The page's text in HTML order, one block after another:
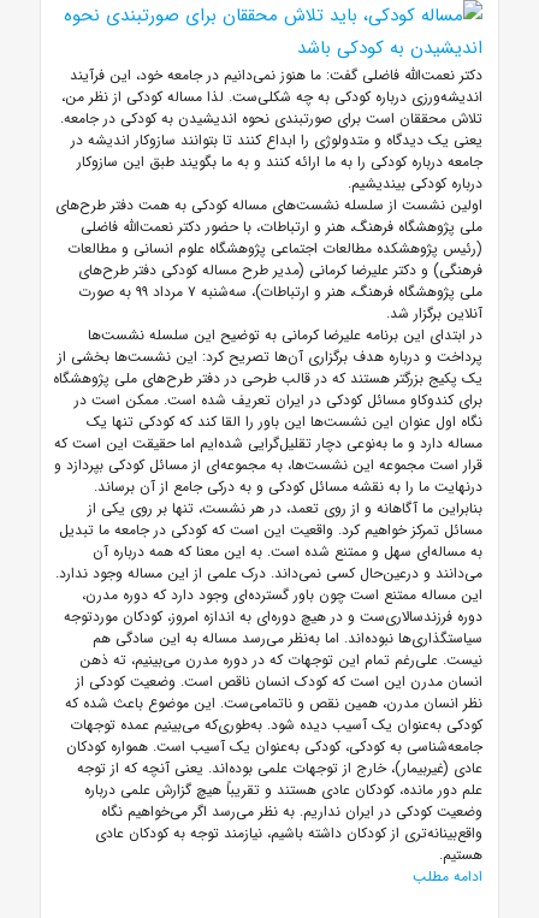
دکتر نعمت‌الله فاضلی گفت: ما هنوز نمی‌دانیم در جامعه خود، این فرآیند
اندیشه‌ورزی درباره کودکی به چه شکلی‌ست. لذا مساله کودکی از نظر من،
تلاش محققان است برای صورتبندی نحوه اندیشیدن به کودکی در جامعه.
یعنی یک دیدگاه و متدولوژی را ابداع کنند تا بتوانند سازوکار اندیشه در
جامعه درباره کودکی را به ما ارائه کنند و به ما بگویند طبق این سازوکار
درباره کودکی بیندیشیم.
اولین نشست از سلسله نشست‌های مساله کودکی به همت دفتر طرح‌های
ملی پژوهشگاه فرهنگ، هنر و ارتباطات، با حضور دکتر نعمت‌الله فاضلی
(رئیس پژوهشکده مطالعات اجتماعی پژوهشگاه علوم انسانی و مطالعات
فرهنگی) و دکتر علیرضا کرمانی (مدیر طرح مساله کودکی دفتر طرح‌های
ملی پژوهشگاه فرهنگ، هنر و ارتباطات)، سه‌شنبه ۷ مرداد ۹۹ به صورت
آنلاین برگزار شد.
در ابتدای این برنامه علیرضا کرمانی به توضیح این سلسله نشست‌ها
پرداخت و درباره هدف برگزاری آن‌ها تصریح کرد: این نشست‌ها بخشی از
یک پکیج بزرگتر هستند که در قالب طرحی در دفتر طرح‌های ملی پژوهشگاه
برای کندوکاو مسائل کودکی در ایران تعریف شده است. ممکن است در
نگاه اول عنوان این نشست‌ها این باور را القا کند که کودکی تنها یک
مساله دارد و ما به‌نوعی دچار تقلیل‌گرایی شده‌ایم اما حقیقت این است که
قرار است مجموعه این نشست‌ها، به مجموعه‌ای از مسائل کودکی بپردازد و
درنهایت ما را به نقشه مسائل کودکی و به درکی جامع از آن برساند.
بنابراین ما آگاهانه و از روی تعمد، در هر نشست، تنها بر روی یکی از
مسائل تمرکز خواهیم کرد. واقعیت این است که کودکی در جامعه ما تبدیل
به مساله‌ای سهل و ممتنع شده است. به این معنا که همه درباره آن
می‌دانند و درعین‌حال کسی نمی‌داند. درک علمی از این مساله وجود ندارد.
این مساله ممتنع است چون باور گسترده‌ای وجود دارد که دوره مدرن،
دوره فرزندسالاری‌ست و در هیچ دوره‌ای به اندازه امروز، کودکان موردتوجه
سیاستگذاری‌ها نبوده‌اند. اما به‌نظر می‌رسد مساله به این سادگی هم
نیست. علی‌رغم تمام این توجهات که در دوره مدرن می‌بینیم، ته ذهن
انسان مدرن این است که کودک انسان ناقص است. وضعیت کودکی از
نظر انسان مدرن، همین نقص و ناتمامی‌ست. این موضوع باعث شده که
کودکی به‌عنوان یک آسیب دیده شود. به‌طوری‌که می‌بینیم عمده توجهات
جامعه‌شناسی به کودکی، کودکی به‌عنوان یک آسیب است. همواره کودکان
عادی (غیربیمار)، خارج از توجهات علمی بوده‌اند. یعنی آنچه که از توجه
علم دور مانده، کودکان عادی هستند و تقریباً هیچ گزارش علمی درباره
وضعیت کودکی در ایران نداریم. به نظر می‌رسد اگر می‌خواهیم نگاه
واقع‌بینانه‌تری از کودکان داشته باشیم، نیازمند توجه به کودکان عادی
هستیم.
ادامه مطلب